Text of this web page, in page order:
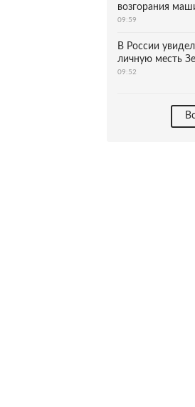
возгорания
09:59
В России
личную месть
09:52